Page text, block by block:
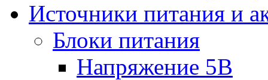
Источники питания и
Блоки питания
Напряжение 5В